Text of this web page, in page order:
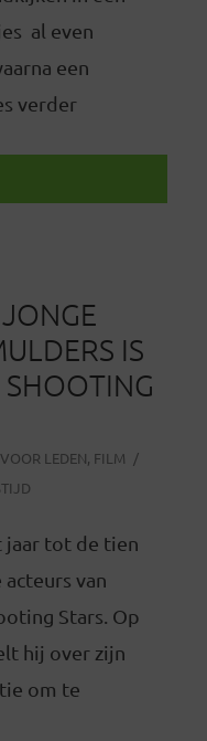
al even
een
verder
IS
LEDEN, FILM
jaar tot de tien
van
Stars. Op
hij over zijn
om te